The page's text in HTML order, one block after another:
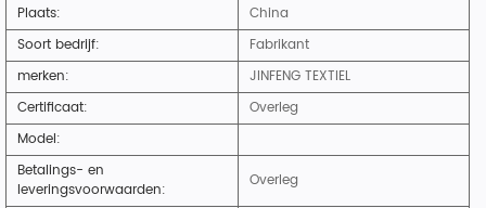
Plaats:
China
Soort bedrijf:
Fabrikant
merken:
JINFENG TEXTIEL
Certificaat:
Overleg
Model:
Betalings- en
leveringsvoorwaarden:
Overleg